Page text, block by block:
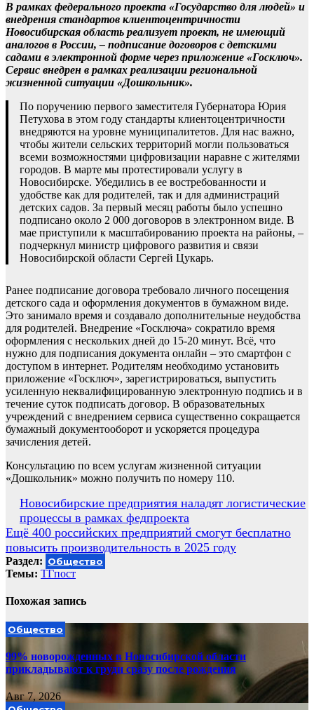
В рамках федерального проекта «Государство для людей» и
внедрения стандартов клиентоцентричности
Новосибирская область реализует проект, не имеющий
аналогов в России, – подписание договоров с детскими
садами в электронной форме через приложение «Госключ».
Сервис внедрен в рамках реализации региональной
жизненной ситуации «Дошкольник».
По поручению первого заместителя Губернатора Юрия
Петухова в этом году стандарты клиентоцентричности
внедряются на уровне муниципалитетов. Для нас важно,
чтобы жители сельских территорий могли пользоваться
всеми возможностями цифровизации наравне с жителями
городов. В марте мы протестировали услугу в
Новосибирске. Убедились в ее востребованности и
удобстве как для родителей, так и для администраций
детских садов. За первый месяц работы было успешно
подписано около 2 000 договоров в электронном виде. В
мае приступили к масштабированию проекта на районы, –
подчеркнул министр цифрового развития и связи
Новосибирской области Сергей Цукарь.
Ранее подписание договора требовало личного посещения
детского сада и оформления документов в бумажном виде.
Это занимало время и создавало дополнительные неудобства
для родителей. Внедрение «Госключа» сократило время
оформления с нескольких дней до 15-20 минут. Всё, что
нужно для подписания документа онлайн – это смартфон с
доступом в интернет. Родителям необходимо установить
приложение «Госключ», зарегистрироваться, выпустить
усиленную неквалифицированную электронную подпись и в
течение суток подписать договор. В образовательных
учреждений с внедрением сервиса существенно сокращается
бумажный документооборот и ускоряется процедура
зачисления детей.
Консультацию по всем услугам жизненной ситуации
«Дошкольник» можно получить по номеру 110.
Навигация
по
записям
Новосибирские предприятия наладят логистические
процессы в рамках федпроекта
Ещё 400 российских предприятий смогут бесплатно
повысить производительность в 2025 году
Раздел: Общество
Темы: ТГпост
Похожая запись
Общество
99% новорожденных в Новосибирской области
прикладывают к груди сразу после рождения
Авг 7, 2026